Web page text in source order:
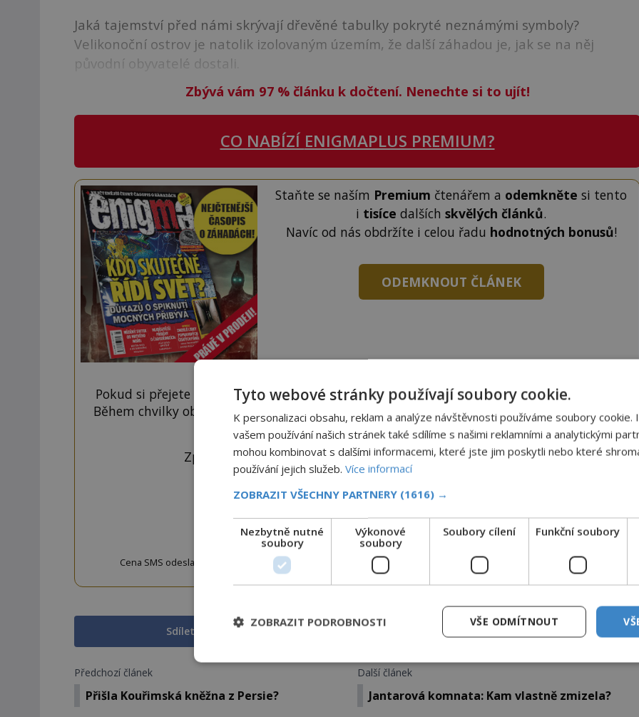
Jaká tajemství před námi skrývají dřevěné tabulky pokryté neznámými symboly?
Velikonoční ostrov je natolik izolovaným územím, že další záhadou je, jak se na něj
původní obyvatelé dostali.
Zbývá vám 97 %článku k dočtení. Nenechte si to ujít!
CO NABÍZÍ ENIGMAPLUS PREMIUM?
Staňte se naším Premium čtenářem a odemkněte si tento
i tisíce dalšíchskvělých článků.
Navíc od nás obdržíte i celou řadu hodnotných bonusů!
ODEMKNOUT ČLÁNEK
Pokud si přejete odemknout pouze tento článek, můžete tak učinit zasláním jediné SMS.
Během chvilky obdržíte číselný kód, který opíšete do následujícího okénka a kliknutím na
tlačítko jej odemknete.
Zprávu ve tvaru "CTU CLANEK" odešlete na číslo903 33 20.
ODEMKNOUT KÓDEM
Cena SMS odeslané na číslo 9033320 je 20 Kč vč. DPH. Službu technicky zajišťuje Airtoy a.s. Infolinka: 602 777 555,
www.platmobilem.cz
Sdílet na Facebooku
Předchozí článek
Přišla Kouřimská kněžna z Persie?
Další článek
Jantarová komnata: Kam vlastně zmizela?
Tyto webové stránky používají soubory cookie.
K personalizaci obsahu, reklam a analýze návštěvnosti používáme soubory cookie.
vašem používání našich stránek také sdílíme s našimi reklamními a analytickými
mohou kombinovat s dalšími informacemi, které jste jim poskytli nebo které
používání jejich služeb. Více informací
ZOBRAZIT VŠECHNY PARTNERY (1616) →
Nezbytně nutné
soubory
Výkonové
soubory
Soubory cílení Funkční soubory
VŠE ODMÍTNOUT
ZOBRAZIT PODROBNOSTI